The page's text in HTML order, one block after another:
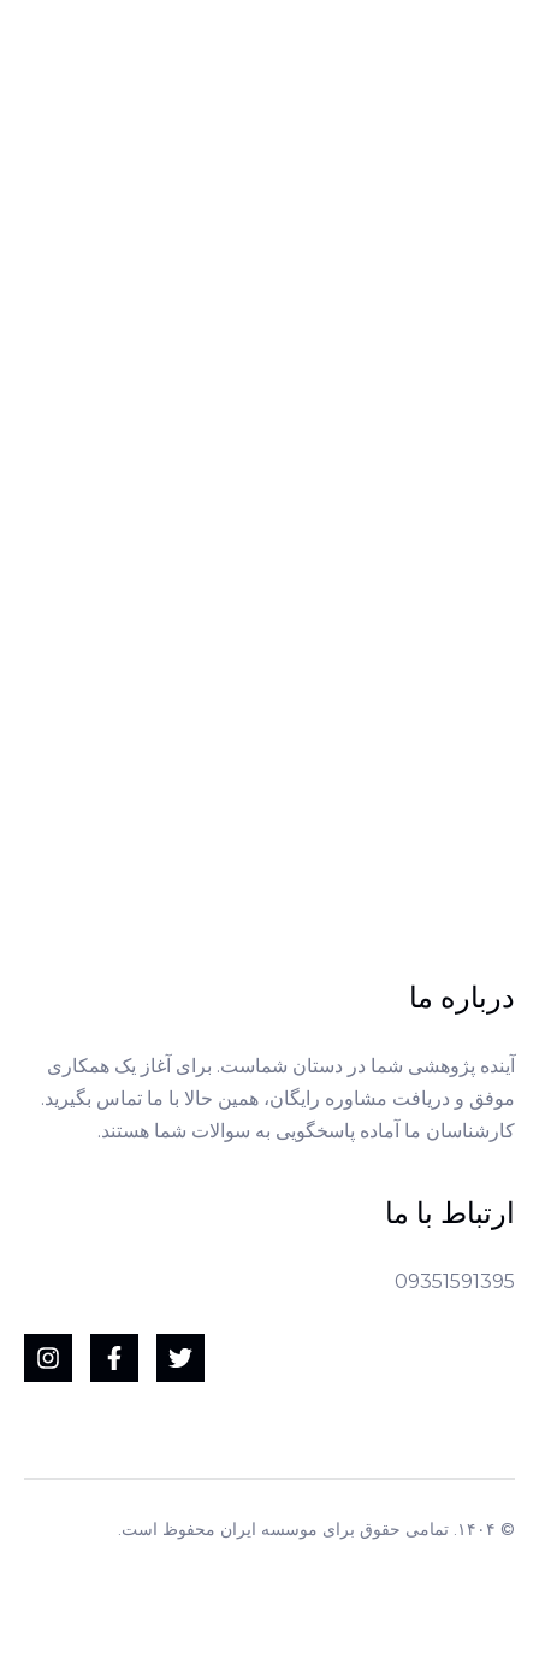
درباره ما
آینده پژوهشی شما در دستان شماست. برای آغاز یک همکاری
موفق و دریافت مشاوره رایگان، همین حالا با ما تماس بگیرید.
کارشناسان ما آماده پاسخگویی به سوالات شما هستند.
ارتباط با ما
09351591395
© ۱۴۰۴. تمامی حقوق برای موسسه ایران محفوظ است.